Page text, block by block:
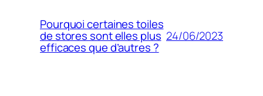
Pourquoi certaines toiles
de stores sont elles plus
efficaces que d’autres ?
24/06/2023